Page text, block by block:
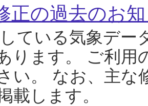
正の過去のお
ている気象デー
ります。 ご利用
い。 なお、主な
載します。